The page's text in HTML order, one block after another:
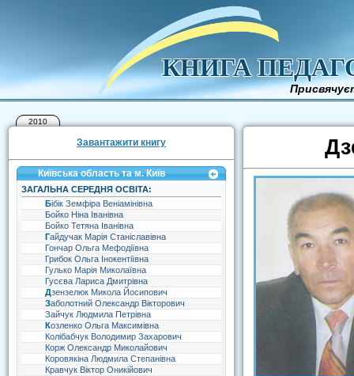
КНИГА
2010
Завантажити книгу
Київська область та м. Київ
ЗАГАЛЬНА СЕРЕДНЯ ОСВІТА:
Бібік Земфіра Веніамінівна
Бойко Ніна Іванівна
Бойко Тетяна Іванівна
Гайдучак Марія Станіславівна
Гончар Ольга Мефодіївна
Грибок Ольга Інокентіївна
Гулько Марія Миколаївна
Гусєва Лариса Дмитрівна
Дзензелюк Микола Йосипович
Заболотний Олександр Вікторович
Зайчук Людмила Петрівна
Козленко Ольга Максимівна
Колібабчук Володимир Захарович
Корж Олександр Миколайович
Коровякіна Людмила Степанівна
Кравчук Віктор Оникійович